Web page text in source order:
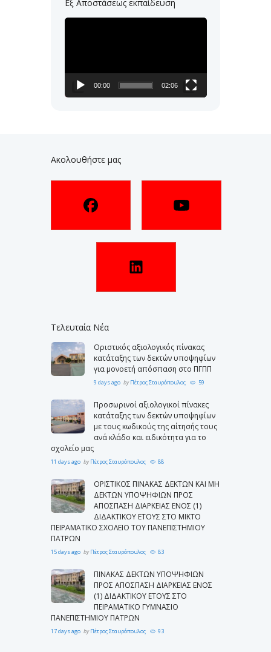
Εξ Αποστάσεως εκπαίδευση
00:00 02:06
Ακολουθήστε μας
Τελευταία Νέα
Οριστικός αξιολογικός πίνακας
κατάταξης των δεκτών υποψηφίων
για μονοετή απόσπαση στο ΠΓΠΠ
9 days ago byΠέτρος Σταυρόπουλος 59
Προσωρινοί αξιολογικοί πίνακες
κατάταξης των δεκτών υποψηφίων
με τους κωδικούς της αίτησής τους
ανά κλάδο και ειδικότητα για το
σχολείο μας
11 days ago byΠέτρος Σταυρόπουλος 88
ΟΡΙΣΤΙΚΟΣ ΠΙΝΑΚΑΣ ΔΕΚΤΩΝ ΚΑΙ ΜΗ
ΔΕΚΤΩΝ ΥΠΟΨΗΦΙΩΝ ΠΡΟΣ
ΑΠΟΣΠΑΣΗ ΔΙΑΡΚΕΙΑΣ ΕΝΟΣ (1)
ΔΙΔΑΚΤΙΚΟΥ ΕΤΟΥΣ ΣΤΟ ΜΙΚΤΟ
ΠΕΙΡΑΜΑΤΙΚΟ ΣΧΟΛΕΙΟ ΤΟΥ ΠΑΝΕΠΙΣΤΗΜΙΟΥ
ΠΑΤΡΩΝ
15 days ago byΠέτρος Σταυρόπουλος 83
ΠΙΝΑΚΑΣ ΔΕΚΤΩΝ ΥΠΟΨΗΦΙΩΝ
ΠΡΟΣ ΑΠΟΣΠΑΣΗ ΔΙΑΡΚΕΙΑΣ ΕΝΟΣ
(1) ΔΙΔΑΚΤΙΚΟΥ ΕΤΟΥΣ ΣΤΟ
ΠΕΙΡΑΜΑΤΙΚΟ ΓΥΜΝΑΣΙΟ
ΠΑΝΕΠΙΣΤΗΜΙΟΥ ΠΑΤΡΩΝ
17 days ago byΠέτρος Σταυρόπουλος 93